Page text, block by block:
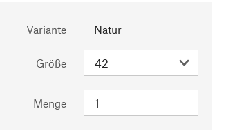
Variante Natur
Größe
Menge